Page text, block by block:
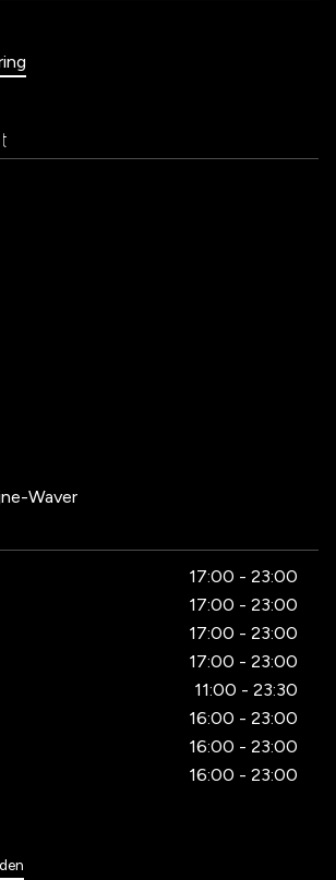
Waver
17:00 - 23:00
17:00 - 23:00
17:00 - 23:00
17:00 - 23:00
11:00 - 23:30
16:00 - 23:00
16:00 - 23:00
16:00 - 23:00